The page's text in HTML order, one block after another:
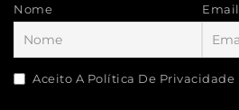
Nome Email
Aceito A Política De Privacidade